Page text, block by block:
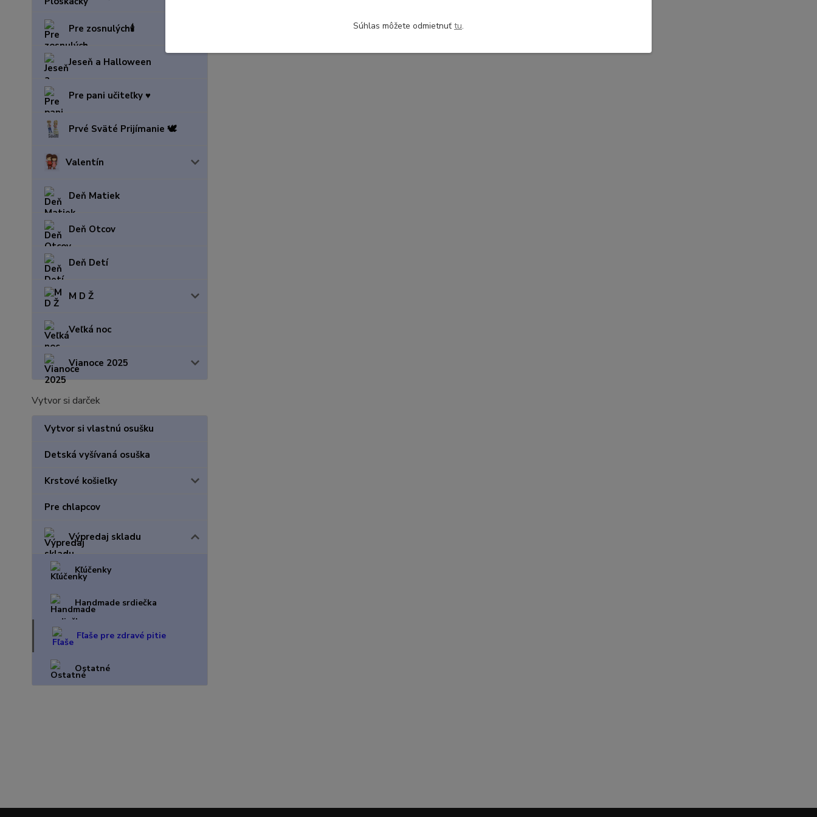
Pre zosnulých🕯️
Jeseň a Halloween
Pre pani učiteľky ♥️
Prvé Sväté Prijímanie 🕊️
Valentín
Deň Matiek
Deň Otcov
Deň Detí
M D Ž
Veľká noc
Vianoce 2025
Vytvor si darček
Vytvor si vlastnú osušku
Detská vyšívaná osuška
Krstové košieľky
Pre chlapcov
Výpredaj skladu
Kľúčenky
Handmade srdiečka
Fľaše pre zdravé pitie
Ostatné
Súhlas môžete odmietnuť tu.